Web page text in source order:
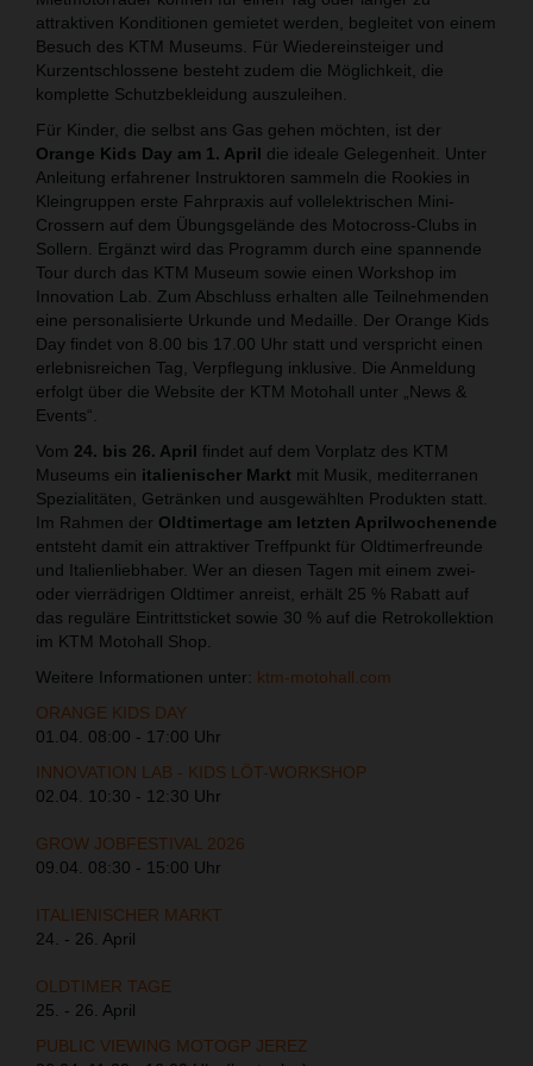
attraktiven Konditionen gemietet werden, begleitet von einem
Besuch des KTM Museums. Für Wiedereinsteiger und
Kurzentschlossene besteht zudem die Möglichkeit, die
komplette Schutzbekleidung auszuleihen.
Für Kinder, die selbst ans Gas gehen möchten, ist der
Orange Kids Day am 1. April die ideale Gelegenheit. Unter
Anleitung erfahrener Instruktoren sammeln die Rookies in
Kleingruppen erste Fahrpraxis auf vollelektrischen Mini-
Crossern auf dem Übungsgelände des Motocross-Clubs in
Sollern. Ergänzt wird das Programm durch eine spannende
Tour durch das KTM Museum sowie einen Workshop im
Innovation Lab. Zum Abschluss erhalten alle Teilnehmenden
eine personalisierte Urkunde und Medaille. Der Orange Kids
Day findet von 8.00 bis 17.00 Uhr statt und verspricht einen
erlebnisreichen Tag, Verpflegung inklusive. Die Anmeldung
erfolgt über die Website der KTM Motohall unter „News &
Events“.
Vom 24. bis 26. April findet auf dem Vorplatz des KTM
Museums ein italienischer Markt mit Musik, mediterranen
Spezialitäten, Getränken und ausgewählten Produkten statt.
Im Rahmen der Oldtimertage am letzten Aprilwochenende
entsteht damit ein attraktiver Treffpunkt für Oldtimerfreunde
und Italienliebhaber. Wer an diesen Tagen mit einem zwei-
oder vierrädrigen Oldtimer anreist, erhält 25 % Rabatt auf
das reguläre Eintrittsticket sowie 30 % auf die Retrokollektion
im KTM Motohall Shop.
Weitere Informationen unter: ktm-motohall.com
ORANGE KIDS DAY
01.04. 08:00 - 17:00 Uhr
INNOVATION LAB - KIDS LÖT-WORKSHOP
02.04. 10:30 - 12:30 Uhr
GROW JOBFESTIVAL 2026
09.04. 08:30 - 15:00 Uhr
ITALIENISCHER MARKT
24. - 26. April
OLDTIMER TAGE
25. - 26. April
PUBLIC VIEWING MOTOGP JEREZ